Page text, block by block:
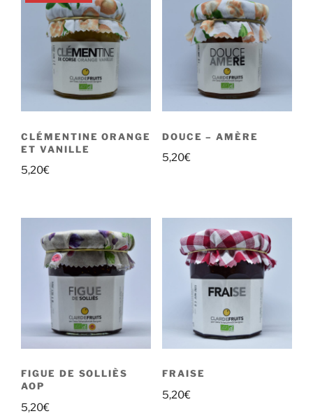
CLÉMENTINE ORANGE
ET VANILLE
5,20€
DOUCE – AMÈRE
5,20€
FIGUE DE SOLLIÈS
AOP
5,20€
FRAISE
5,20€